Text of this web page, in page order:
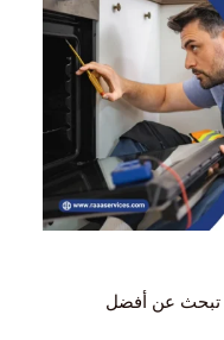
تبحث عن أفضل